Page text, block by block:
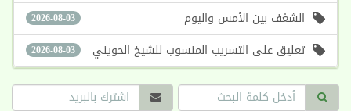
2026-08-03 الشغف بين الأمس واليوم
2026-08-03 تعليق على التسريب المنسوب للشيخ الحويني